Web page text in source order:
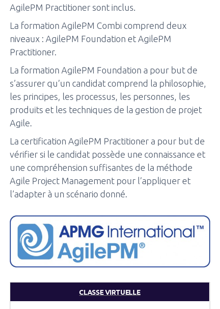
AgilePM Practitioner sont inclus.
La formation AgilePM Combi comprend deux
niveaux : AgilePM Foundation et AgilePM
Practitioner.
La formation AgilePM Foundation a pour but de
s’assurer qu’un candidat comprend la philosophie,
les principes, les processus, les personnes, les
produits et les techniques de la gestion de projet
Agile.
La certification AgilePM Practitioner a pour but de
vérifier si le candidat possède une connaissance et
une compréhension suffisantes de la méthode
Agile Project Management pour l’appliquer et
l’adapter à un scénario donné.
CLASSE VIRTUELLE